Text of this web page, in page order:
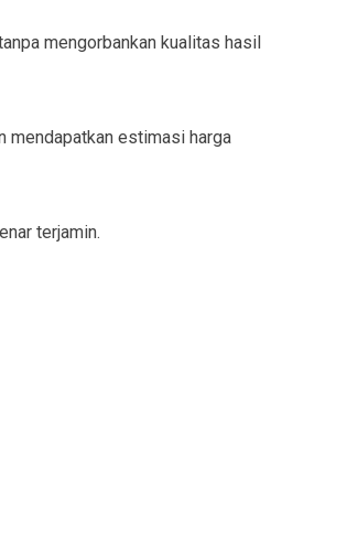
mengorbankan kualitas hasil
mendapatkan estimasi harga
terjamin.